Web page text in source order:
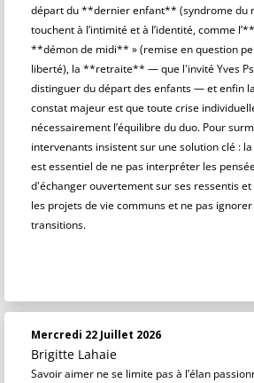
départ du **dernier enfant** (syndrome du
touchent à l’intimité et à l’identité, comme
**démon de midi** » (remise en question
liberté), la **retraite** — que l'invité Yves
distinguer du départ des enfants — et enfin
constat majeur est que toute crise
nécessairement l’équilibre du duo. Pour
intervenants insistent sur une solution clé :
est essentiel de ne pas interpréter les
d'échanger ouvertement sur ses ressentis
les projets de vie communs et ne pas
transitions.
Mercredi 22 Juillet 2026
Brigitte Lahaie
Savoir aimer ne se limite pas à l’élan